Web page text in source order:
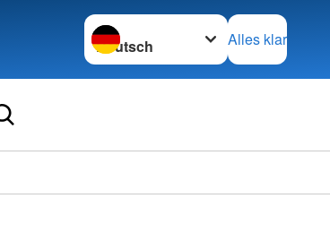
Sprache wechseln zu
Alles klar